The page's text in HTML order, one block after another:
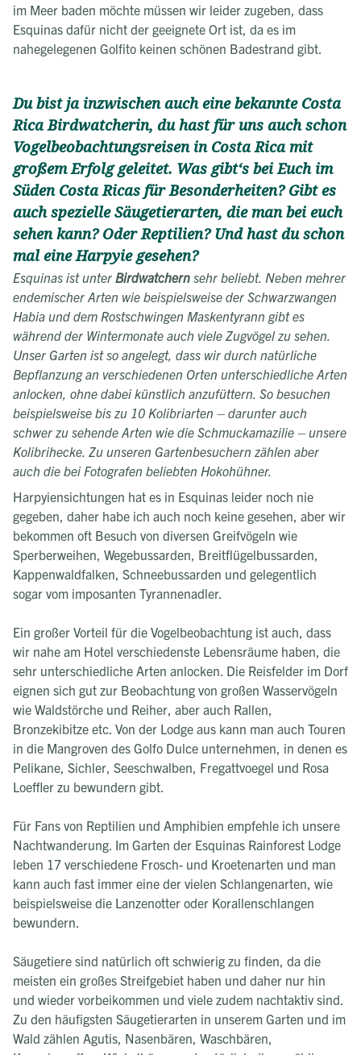
im Meer baden möchte müssen wir leider zugeben, dass
Esquinas dafür nicht der geeignete Ort ist, da es im
nahegelegenen Golfito keinen schönen Badestrand gibt.
Du bist ja inzwischen auch eine bekannte Costa
Rica Birdwatcherin, du hast für uns auch schon
Vogelbeobachtungsreisen in Costa Rica mit
großem Erfolg geleitet. Was gibt‘s bei Euch im
Süden Costa Ricas für Besonderheiten? Gibt es
auch spezielle Säugetierarten, die man bei euch
sehen kann? Oder Reptilien? Und hast du schon
mal eine Harpyie gesehen?
Esquinas ist unter Birdwatchern sehr beliebt. Neben mehrer
endemischer Arten wie beispielsweise der Schwarzwangen
Habia und dem Rostschwingen Maskentyrann gibt es
während der Wintermonate auch viele Zugvögel zu sehen.
Unser Garten ist so angelegt, dass wir durch natürliche
Bepflanzung an verschiedenen Orten unterschiedliche Arten
anlocken, ohne dabei künstlich anzufüttern. So besuchen
beispielsweise bis zu 10 Kolibriarten – darunter auch
schwer zu sehende Arten wie die Schmuckamazilie – unsere
Kolibrihecke. Zu unseren Gartenbesuchern zählen aber
auch die bei Fotografen beliebten Hokohühner.
Harpyiensichtungen hat es in Esquinas leider noch nie
gegeben, daher habe ich auch noch keine gesehen, aber wir
bekommen oft Besuch von diversen Greifvögeln wie
Sperberweihen, Wegebussarden, Breitflügelbussarden,
Kappenwaldfalken, Schneebussarden und gelegentlich
sogar vom imposanten Tyrannenadler.
Ein großer Vorteil für die Vogelbeobachtung ist auch, dass
wir nahe am Hotel verschiedenste Lebensräume haben, die
sehr unterschiedliche Arten anlocken. Die Reisfelder im Dorf
eignen sich gut zur Beobachtung von großen Wasservögeln
wie Waldstörche und Reiher, aber auch Rallen,
Bronzekibitze etc. Von der Lodge aus kann man auch Touren
in die Mangroven des Golfo Dulce unternehmen, in denen es
Pelikane, Sichler, Seeschwalben, Fregattvoegel und Rosa
Loeffler zu bewundern gibt.
Für Fans von Reptilien und Amphibien empfehle ich unsere
Nachtwanderung. Im Garten der Esquinas Rainforest Lodge
leben 17 verschiedene Frosch- und Kroetenarten und man
kann auch fast immer eine der vielen Schlangenarten, wie
beispielsweise die Lanzenotter oder Korallenschlangen
bewundern.
Säugetiere sind natürlich oft schwierig zu finden, da die
meisten ein großes Streifgebiet haben und daher nur hin
und wieder vorbeikommen und viele zudem nachtaktiv sind.
Zu den häufigsten Säugetierarten in unserem Garten und im
Wald zählen Agutis, Nasenbären, Waschbären,